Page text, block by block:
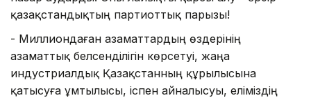
қазақстандықтың партиоттық парызы!
- Миллиондаған азаматтардың өздерінің
азаматтық белсенділігін көрсетуі, жаңа
индустриалдық Қазақстанның құрылысына
қатысуға ұмтылысы, іспен айналысуы, еліміздің